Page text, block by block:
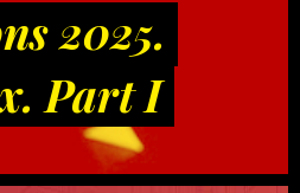
2025.
Part I